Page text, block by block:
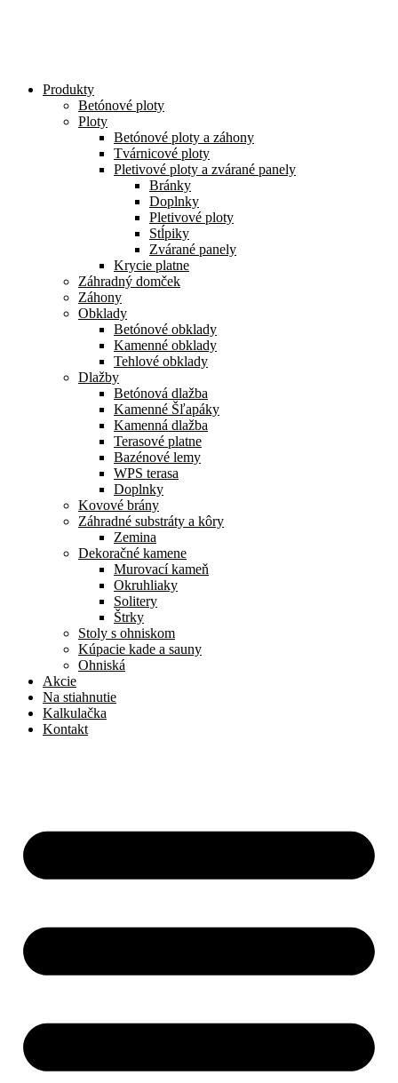
Produkty
Betónové ploty
Ploty
Betónové ploty a záhony
Tvárnicové ploty
Pletivové ploty a zvárané panely
Bránky
Doplnky
Pletivové ploty
Stĺpiky
Zvárané panely
Krycie platne
Záhradný domček
Záhony
Obklady
Betónové obklady
Kamenné obklady
Tehlové obklady
Dlažby
Betónová dlažba
Kamenné Šľapáky
Kamenná dlažba
Terasové platne
Bazénové lemy
WPS terasa
Doplnky
Kovové brány
Záhradné substráty a kôry
Zemina
Dekoračné kamene
Murovací kameň
Okruhliaky
Solitery
Štrky
Stoly s ohniskom
Kúpacie kade a sauny
Ohniská
Akcie
Na stiahnutie
Kalkulačka
Kontakt